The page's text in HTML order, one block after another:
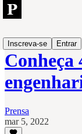
Inscreva-se
Entrar
Conheça
Prensa
mar 5, 2022